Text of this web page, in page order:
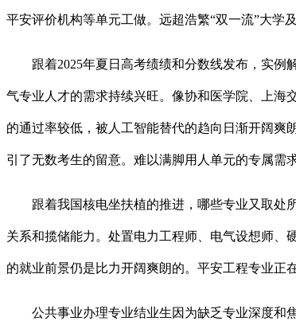
平安评价机构等单元工做。远超浩繁“双一流”大学
跟着2025年夏日高考绩绩和分数线发布，实例
气专业人才的需求持续兴旺。像协和医学院、上海
的通过率较低，被人工智能替代的趋向日渐开阔爽
引了无数考生的留意。难以满脚用人单元的专属需
跟着我国核电坐扶植的推进，哪些专业又取处所
关系和揽储能力。处置电力工程师、电气设想师、
的就业前景仍是比力开阔爽朗的。平安工程专业正
公共事业办理专业结业生因为缺乏专业深度和焦